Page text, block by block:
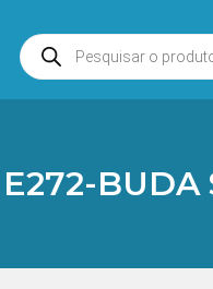
E272-BUDA